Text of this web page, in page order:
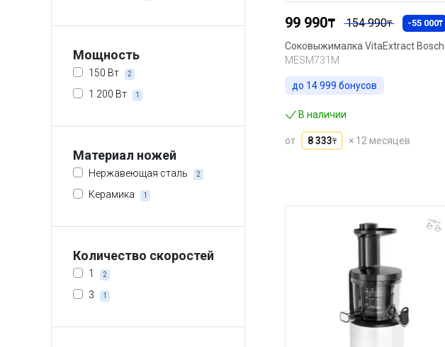
Мощность
150 Вт 2
1 200 Вт 1
Материал ножей
Нержавеющая сталь 2
Керамика 1
Количество скоростей
1 2
3 1
99 990₸ 154 990₸ -55 000₸
Соковыжималка VitaExtract Bosch
MESM731M
до 14 999 бонусов
В наличии
от 8 333₸ × 12 месяцев